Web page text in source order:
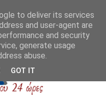
to deliver its services
and user-agent are
and security
generate usage
abuse.
GOT IT